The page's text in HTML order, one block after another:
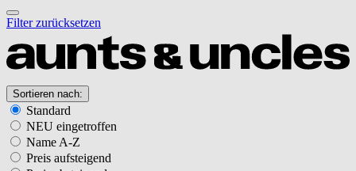
Filter zurücksetzen
Sortieren nach:
Standard
NEU eingetroffen
Name A-Z
Preis aufsteigend